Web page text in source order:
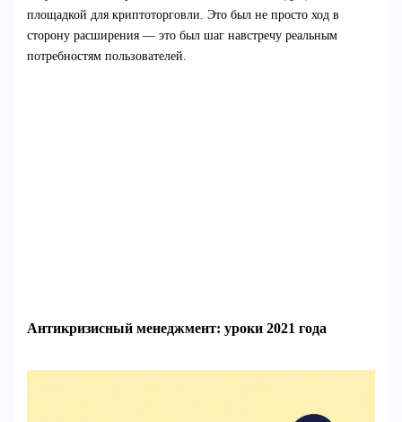
площадкой для криптоторговли. Это был не просто ход в
сторону расширения — это был шаг навстречу реальным
потребностям пользователей.
Антикризисный менеджмент: уроки 2021 года